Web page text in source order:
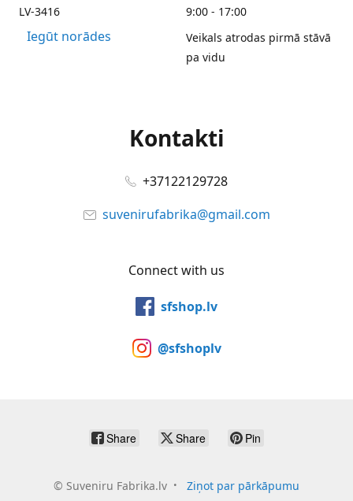
LV-3416
Iegūt norādes
9:00 - 17:00
Veikals atrodas pirmā stāvā
pa vidu
Kontakti
+37122129728
suvenirufabrika@gmail.com
Connect with us
sfshop.lv
@sfshoplv
Share Share Pin
© Suveniru Fabrika.lv Ziņot par pārkāpumu